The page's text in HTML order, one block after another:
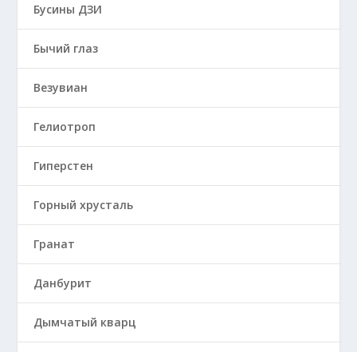
Бусины ДЗИ
Бычий глаз
Везувиан
Гелиотроп
Гиперстен
Горный хрусталь
Гранат
Данбурит
Дымчатый кварц